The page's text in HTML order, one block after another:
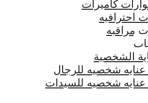
كاميرات
احترافيه
مراقبه
الشخصية
عنايه شخصيه للرجال
عنايه شخصيه للسيدات